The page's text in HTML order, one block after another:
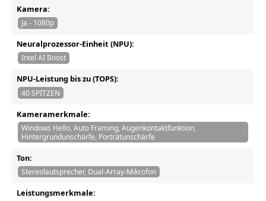
Kamera:
Ja - 1080p
Neuralprozessor-Einheit (NPU):
Intel AI Boost
NPU-Leistung bis zu (TOPS):
40 SPITZEN
Kameramerkmale:
Windows Hello, Auto Framing, Augenkontaktfunktion,
Hintergrundunschärfe, Porträtunschärfe
Ton:
Stereolautsprecher, Dual-Array-Mikrofon
Leistungsmerkmale: